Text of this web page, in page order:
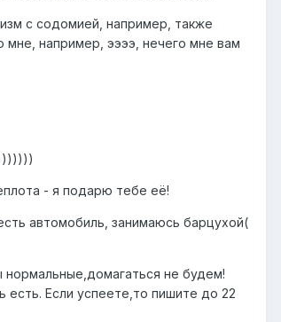
с содомией, например, также
например, ээээ, нечего мне вам
- я подарю тебе её!
автомобиль, занимаюсь барцухой(
нормальные,домагаться не будем!
Если успеете,то пишите до 22